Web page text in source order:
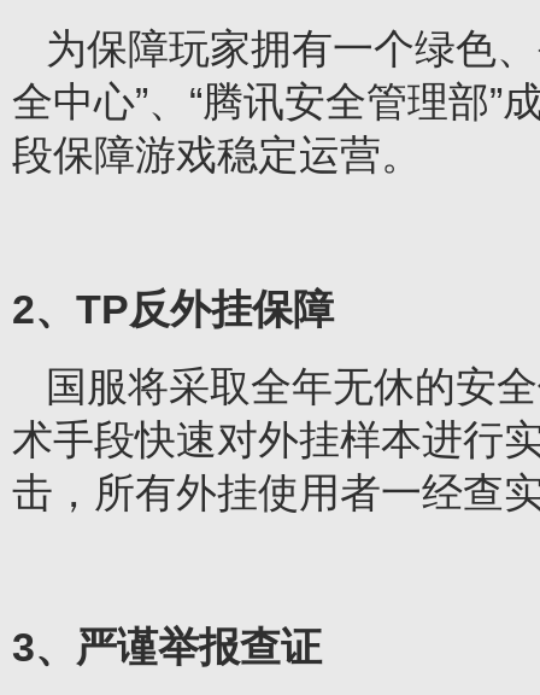
为保障玩家拥有一个绿色
全中心”、“腾讯安全管理部”
段保障游戏稳定运营。
2、TP反外挂保障
国服将采取全年无休的安
术手段快速对外挂样本进行
击，所有外挂使用者一经查
3、严谨举报查证